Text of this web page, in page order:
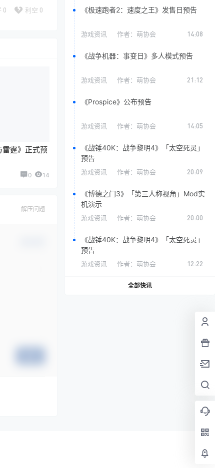
0 利空 0
霆》正式预
0 14
解压问题
《极速跑者2：速度之王》发售日预告
游戏资讯 作者： 萌协会 14:08
《战争机器：事变日》多人模式预告
游戏资讯 作者： 萌协会 21:12
《Prospice》公布预告
游戏资讯 作者： 萌协会 14:05
《战锤40K：战争黎明4》「太空死灵」
预告
游戏资讯 作者： 萌协会 20:09
《博德之门3》「第三人称视角」Mod实
机演示
游戏资讯 作者： 萌协会 20:00
《战锤40K：战争黎明4》「太空死灵」
预告
游戏资讯 作者： 萌协会 12:22
全部快讯